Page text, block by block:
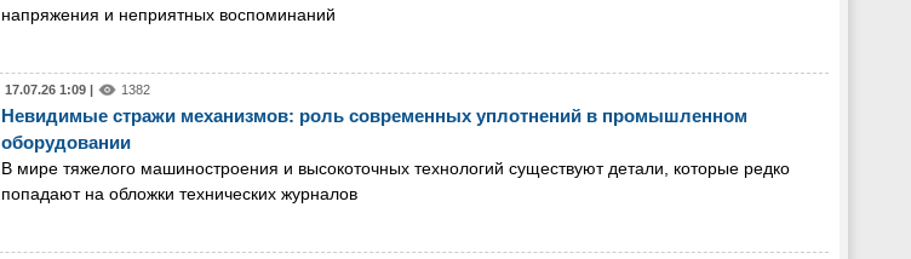
напряжения и неприятных воспоминаний
17.07.26 1:09 | 1382
Невидимые стражи механизмов: роль современных уплотнений в промышленном
оборудовании
В мире тяжелого машиностроения и высокоточных технологий существуют детали, которые редко
попадают на обложки технических журналов